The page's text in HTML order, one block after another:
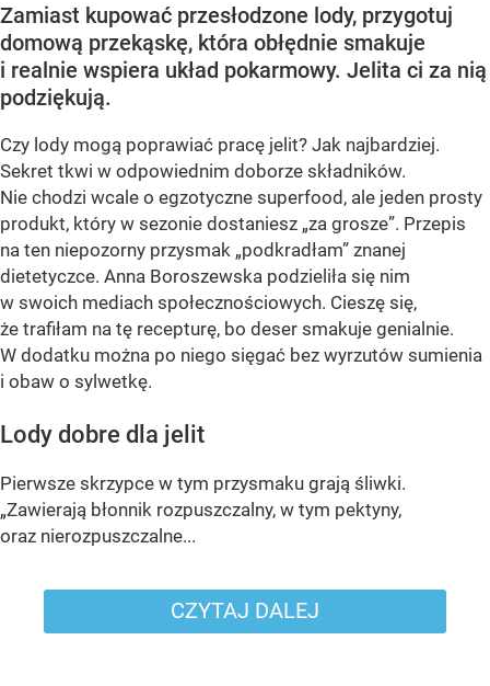
Zamiast kupować przesłodzone lody, przygotuj
domową przekąskę, która obłędnie smakuje
i realnie wspiera układ pokarmowy. Jelita ci za nią
podziękują.
Czy lody mogą poprawiać pracę jelit? Jak najbardziej.
Sekret tkwi w odpowiednim doborze składników.
Nie chodzi wcale o egzotyczne superfood, ale jeden prosty
produkt, który w sezonie dostaniesz „za grosze”. Przepis
na ten niepozorny przysmak „podkradłam” znanej
dietetyczce. Anna Boroszewska podzieliła się nim
w swoich mediach społecznościowych. Cieszę się,
że trafiłam na tę recepturę, bo deser smakuje genialnie.
W dodatku można po niego sięgać bez wyrzutów sumienia
i obaw o sylwetkę.
Lody dobre dla jelit
Pierwsze skrzypce w tym przysmaku grają śliwki.
„Zawierają błonnik rozpuszczalny, w tym pektyny,
oraz nierozpuszczalne...
CZYTAJ DALEJ